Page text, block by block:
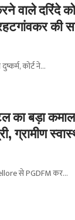
वाले दरिंदे
की
कोर्ट ने…
का बड़ा
ग्रामीण
से PGDFM कर…